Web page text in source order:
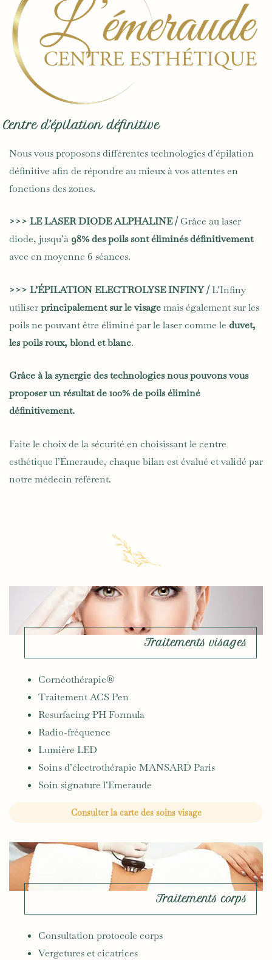
Centre d’épilation définitive
Nous vous proposons différentes technologies d’épilation
définitive afin de répondre au mieux à vos attentes en
fonctions des zones.
>>> LE LASER DIODE ALPHALINE /Grâce au laser
diode, jusqu’à 98% des poils sont éliminés définitivement
avec en moyenne 6 séances.
>>> L’ÉPILATION ELECTROLYSE INFINY /L’Infiny
utiliserprincipalement sur le visagemais également sur les
poils ne pouvant être éliminé par le laser comme le duvet,
les poils roux, blond et blanc.
Grâce à la synergie des technologies nous pouvons vous
proposer un résultat de 100% de poils éliminé
définitivement.
Faite le choix de la sécurité en choisissant le centre
esthétique l’Émeraude, chaque bilan est évalué et validé par
notre médecin référent.
Traitements visages
Cornéothérapie®
Traitement ACS Pen
Resurfacing PH Formula
Radio-fréquence
Lumière LED
Soins d’électrothérapie MANSARD Paris
Soin signature l’Emeraude
Consulter la carte des soins visage
Traitements corps
Consultation protocole corps
Vergetures et cicatrices